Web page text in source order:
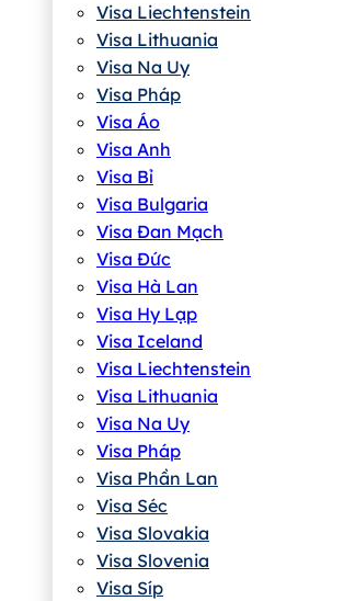
Visa Liechtenstein
Visa Lithuania
Visa Na Uy
Visa Pháp
Visa Áo
Visa Anh
Visa Bỉ
Visa Bulgaria
Visa Đan Mạch
Visa Đức
Visa Hà Lan
Visa Hy Lạp
Visa Iceland
Visa Liechtenstein
Visa Lithuania
Visa Na Uy
Visa Pháp
Visa Phần Lan
Visa Séc
Visa Slovakia
Visa Slovenia
Visa Síp